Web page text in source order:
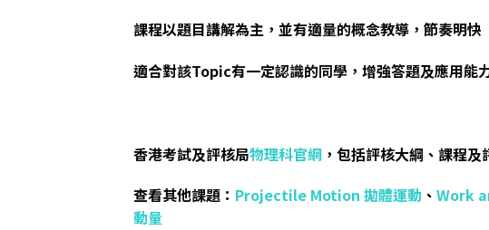
課程以題目講解為主，並有適量的概念教導，節奏明快
適合對該Topic有一定認識的同學，增強答題及應用能
香港考試及評核局物理科官網 ，包括評核大綱、課程
查看其他課題： Projectile Motion 拋體運動 、 Work
動量